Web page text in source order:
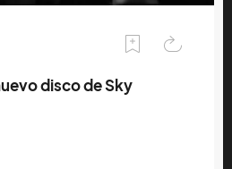
disco de Sky